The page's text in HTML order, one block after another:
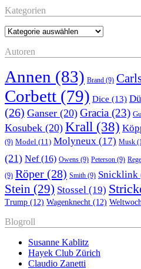
Kategorien
Kategorien
Autoren
Annen (83) Brand (9)
Corbett (79) Dice (13)
(26) Ganser (20) Gracia (23)
Kosubek (20) Krall (38)
(9) Model (11) Molyneux (17) Musk
(21) Nef(16) Owens (9) Peterson (9)
(9) Röper (28) Smith (9) Snicklink
Stein (29) Stossel (19)
Trump (12) Wagenknecht (12)
Blogroll
Susanne Kablitz
Hayek Club Zürich
Claudio Zanetti